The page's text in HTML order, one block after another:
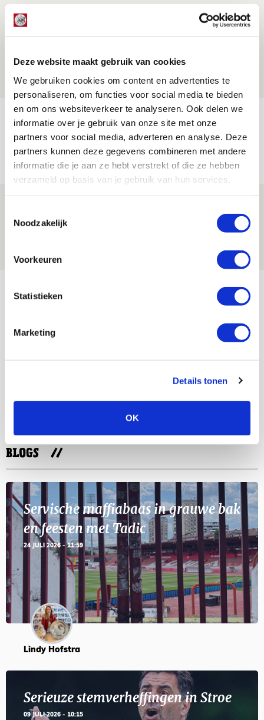
Deze website maakt gebruik van cookies
We gebruiken cookies om content en advertenties te
personaliseren, om functies voor social media te bieden
en om ons websiteverkeer te analyseren. Ook delen we
informatie over je gebruik van onze site met onze
partners voor social media, adverteren en analyse. Deze
partners kunnen deze gegevens combineren met andere
informatie die je aan ze hebt verstrekt of die ze hebben
verzameld op basis van je gebruik van hun services.
Noodzakelijk
Voorkeuren
Statistieken
Marketing
Details tonen
OK
Míchel geeft blessure-update en
spreekt over Godts, Baas en
07 AUGUSTUS 2026 - 14:13
NIEUWS
Volop enthousiasme in fotoverslag van
Europees treffen met Shelbourne
07 AUGUSTUS 2026 - 09:00
FOTOVERSLAG
na rust: ‘De focus nam af’
Selectiedag ballenjongens/-meiden
SEP
BLOGS
Servische maffiabaas in grauwe bak
en feesten met Tadic
24 JULI 2026 - 11:59
Lindy Hofstra
Serieuze stemverheffingen in Stroe
09 JULI 2026 - 10:15